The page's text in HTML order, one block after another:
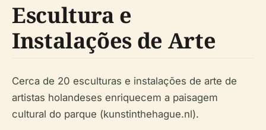
Escultura e
Instalações de Arte
Cerca de 20 esculturas e instalações de arte de
artistas holandeses enriquecem a paisagem
cultural do parque (kunstinthehague.nl).